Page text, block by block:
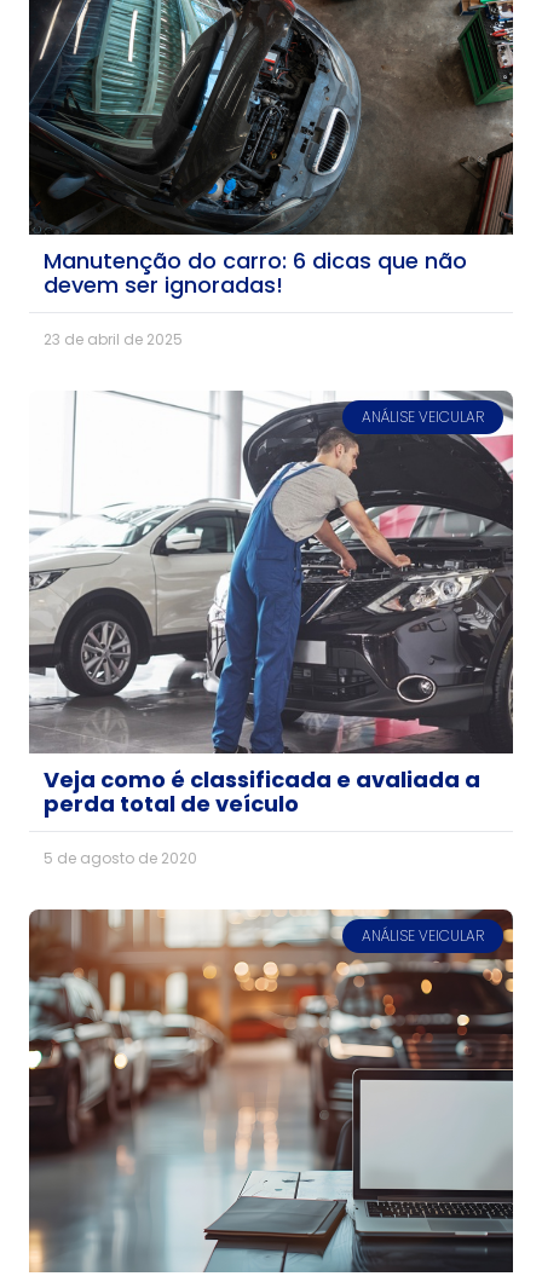
Manutenção do carro: 6 dicas que não
devem ser ignoradas!
23 de abril de 2025
ANÁLISE VEICULAR
Veja como é classificada e avaliada a
perda total de veículo
5 de agosto de 2020
ANÁLISE VEICULAR